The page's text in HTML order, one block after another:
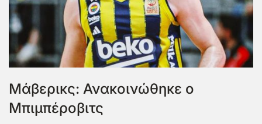
Μάβερικς: Ανακοινώθηκε ο
Μπιμπέροβιτς